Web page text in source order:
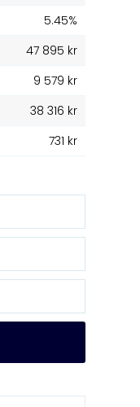
5.45%
47 895 kr
9 579 kr
38 316 kr
731 kr